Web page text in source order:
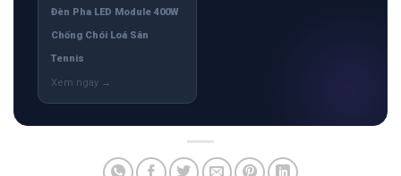
Đèn Pha LED Module 400W
Chống Chói Loá Sân
Tennis